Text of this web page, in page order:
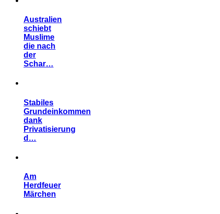
Australien
schiebt
Muslime
die nach
der
Schar…
Stabiles
Grundeinkommen
dank
Privatisierung
d…
Am
Herdfeuer
Märchen